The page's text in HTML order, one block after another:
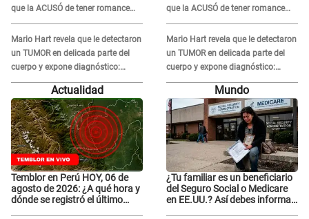
que la ACUSÓ de tener romance
con él: "Muy triste..."
Mario Hart revela que le detectaron
un TUMOR en delicada parte del
cuerpo y expone diagnóstico:
"Dolores muy fuertes..."
que la ACUSÓ de tener romance
con él: "Muy triste..."
Mario Hart revela que le detectaron
un TUMOR en delicada parte del
cuerpo y expone diagnóstico:
"Dolores muy fuertes..."
Actualidad
Temblor en Perú HOY, 06 de
agosto de 2026: ¿A qué hora y
dónde se registró el último
Mundo
¿Tu familiar es un beneficiario
del Seguro Social o Medicare
en EE.UU.? Así debes informar